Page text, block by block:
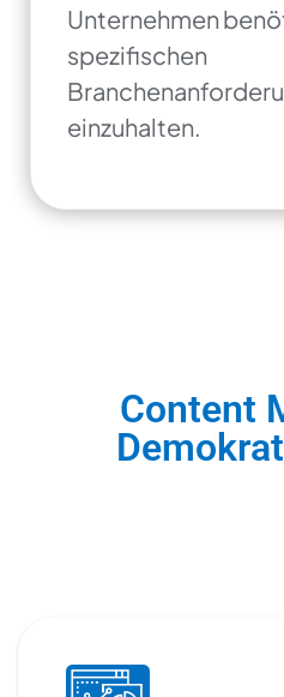
Unternehmen
spezifischen
einzuhalten.
Content